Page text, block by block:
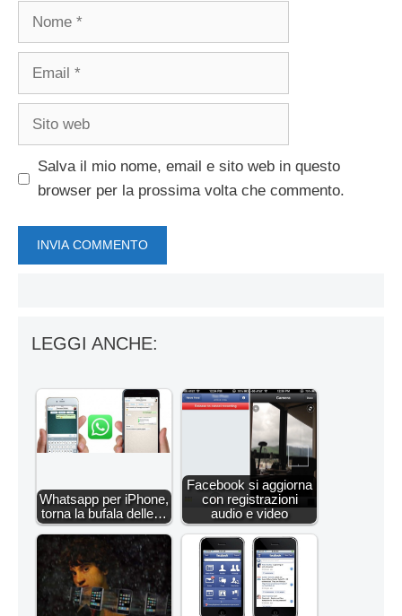
Nome
Email
Sito
Salva il mio nome, email e sito web in questo
browser per la prossima volta che commento.
LEGGI ANCHE:
Whatsapp per iPhone,
torna la bufala delle…
Facebook si aggiorna
con registrazioni
audio e video